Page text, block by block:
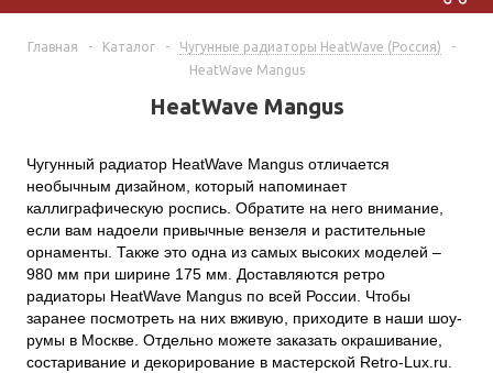
Главная - Каталог - Чугунные радиаторы HeatWave (Россия)
-
HeatWave Mangus
HeatWave Mangus
Чугунный радиатор HeatWave Mangus отличается
необычным дизайном, который напоминает
каллиграфическую роспись. Обратите на него внимание,
если вам надоели привычные вензеля и растительные
орнаменты. Также это одна из самых высоких моделей –
980 мм при ширине 175 мм. Доставляются ретро
радиаторы HeatWave Mangus по всей России. Чтобы
заранее посмотреть на них вживую, приходите в наши шоу-
румы в Москве. Отдельно можете заказать окрашивание,
состаривание и декорирование в мастерской Retro-Lux.ru.